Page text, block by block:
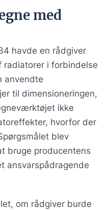
med
havde en rådgiver
radiatorer i forbindelse
anvendte
til dimensioneringen,
ikke
hvorfor der
blev
bruge producentens
ansvarspådragende
om rådgiver burde